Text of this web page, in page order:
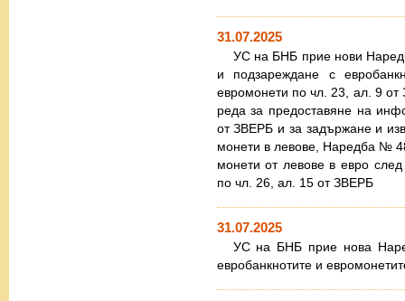
31.07.2025
УС на БНБ прие нови
и подзареждане с
евромонети по чл. 23, ал. 9
реда за предоставяне на
от ЗВЕРБ и за задържане и
монети в левове, Наредба №
монети от левове в евро
по чл. 26, ал. 15 от ЗВЕРБ
31.07.2025
УС на БНБ прие нова
евробанкнотите и